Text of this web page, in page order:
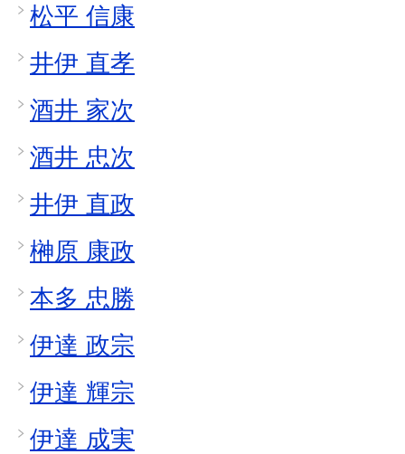
松平 信康
井伊 直孝
酒井 家次
酒井 忠次
井伊 直政
榊原 康政
本多 忠勝
伊達 政宗
伊達 輝宗
伊達 成実